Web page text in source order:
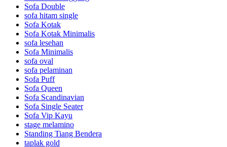
Sofa Double
sofa hitam single
Sofa Kotak
Sofa Kotak Minimalis
sofa lesehan
Sofa Minimalis
sofa oval
sofa pelaminan
Sofa Puff
Sofa Queen
Sofa Scandinavian
Sofa Single Seater
Sofa Vip Kayu
stage melamino
Standing Tiang Bendera
taplak gold